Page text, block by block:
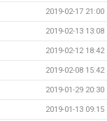
2019-02-17 21:00
2019-02-13 13:08
2019-02-12 18:42
2019-02-08 15:42
2019-01-29 20:30
2019-01-13 09:15